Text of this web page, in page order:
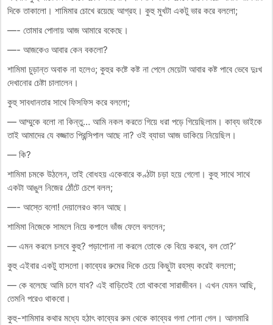
দিকে তাকালো। শামিমার চোখে রয়েছে আগ্রহ। কুহু মুখটা একটু ভার করে বললো;
—- তোমার পোলায় আজ আমারে বকেছে।
—- আজকেও আবার কেন বকলো?
শামিমা চুড়ান্ত অবাক না হলেও; কুহুর কষ্টে কষ্ট না পেলে মেয়েটা আবার কষ্ট পাবে ভেবে দুঃখ
দেখানোর চেষ্টা চালালেন।
কুহু সাবধানতার সাথে ফিসফিস করে বললো;
— আম্মুকে বলো না কিন্তু… আমি নকল করতে গিয়ে ধরা পড়ে গিয়েছিলাম। কাব্য ভাইকে
তাই আমাদের যে বজ্জাত প্রিন্সিপাল আছে না? ওই ব্যাডা আজ ডাকিয়ে নিয়েছিল।
— কি?
শামিমা চমকে উঠলেন, তাই বোধহয় একেবারে কণ্ঠটা চড়া হয়ে গেলো। কুহু সাথে সাথে
একটা আঙুল নিজের ঠোঁটে চেপে বলল;
—- আস্তে বলো! দেয়ালেরও কান আছে।
শামিমা নিজেকে সামলে নিয়ে কপালে ভাঁজ ফেলে বললেন;
— এমন করলে চলবে কুহু? পড়াশোনা না করলে তোকে কে বিয়ে করবে, বল তো?’
কুহু এইবার একটু হাসলো।কাব্যের রুমের দিকে চেয়ে কিছুটা রহস্য করেই বললো;
— কে বলেছে আমি চলে যাব? এই বাড়িতেই তো থাকবো সারাজীবন। এখন যেমন আছি,
তেমনি পরেও থাকবো।
কুহু-শামিমার কথার মধ্যে হঠাৎ কাব্যের রুম থেকে কাব্যের গলা শোনা গেল। আলমারি